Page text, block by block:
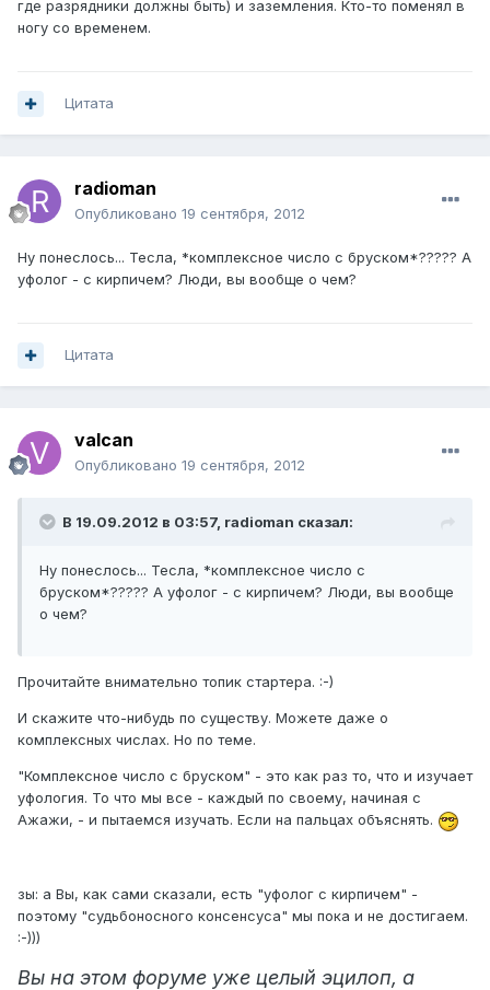
где разрядники должны быть) и заземления. Кто-то поменял в
ногу со временем.
Цитата
radioman
Опубликовано 19 сентября, 2012
Ну понеслось... Тесла, *комплексное число с бруском*????? А
уфолог - с кирпичем? Люди, вы вообще о чем?
Цитата
valcan
Опубликовано 19 сентября, 2012
В 19.09.2012 в 03:57, radioman сказал:
Ну понеслось... Тесла, *комплексное число с
бруском*????? А уфолог - с кирпичем? Люди, вы вообще
о чем?
Прочитайте внимательно топик стартера. :-)
И скажите что-нибудь по существу. Можете даже о
комплексных числах. Но по теме.
"Комплексное число с бруском" - это как раз то, что и изучает
уфология. То что мы все - каждый по своему, начиная с
Ажажи, - и пытаемся изучать. Если на пальцах объяснять.
зы: а Вы, как сами сказали, есть "уфолог с кирпичем" -
поэтому "судьбоносного консенсуса" мы пока и не достигаем.
:-)))
Вы на этом форуме уже целый эцилоп, а